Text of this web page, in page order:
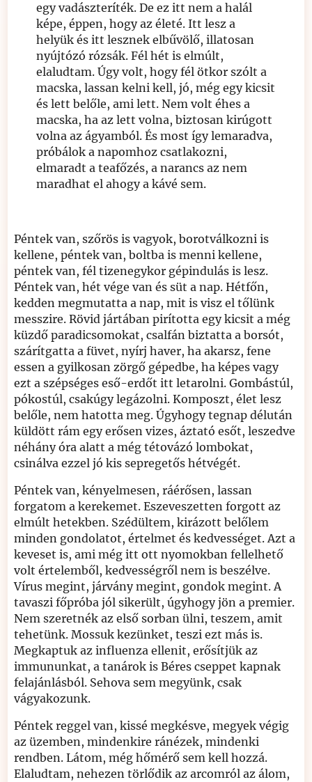
egy vadászteríték. De ez itt nem a halál
képe, éppen, hogy az életé. Itt lesz a
helyük és itt lesznek elbűvölő, illatosan
nyújtózó rózsák. Fél hét is elmúlt,
elaludtam. Úgy volt, hogy fél ötkor szólt a
macska, lassan kelni kell, jó, még egy kicsit
és lett belőle, ami lett. Nem volt éhes a
macska, ha az lett volna, biztosan kirúgott
volna az ágyamból. És most így lemaradva,
próbálok a napomhoz csatlakozni,
elmaradt a teafőzés, a narancs az nem
maradhat el ahogy a kávé sem.
Péntek van, szőrös is vagyok, borotválkozni is
kellene, péntek van, boltba is menni kellene,
péntek van, fél tizenegykor gépindulás is lesz.
Péntek van, hét vége van és süt a nap. Hétfőn,
kedden megmutatta a nap, mit is visz el tőlünk
messzire. Rövid jártában pirította egy kicsit a még
küzdő paradicsomokat, csalfán biztatta a borsót,
szárítgatta a füvet, nyírj haver, ha akarsz, fene
essen a gyilkosan zörgő gépedbe, ha képes vagy
ezt a szépséges eső-erdőt itt letarolni. Gombástúl,
pókostúl, csakúgy legázolni. Komposzt, élet lesz
belőle, nem hatotta meg. Úgyhogy tegnap délután
küldött rám egy erősen vizes, áztató esőt, leszedve
néhány óra alatt a még tétovázó lombokat,
csinálva ezzel jó kis sepregetős hétvégét.
Péntek van, kényelmesen, ráérősen, lassan
forgatom a kerekemet. Eszeveszetten forgott az
elmúlt hetekben. Szédültem, kirázott belőlem
minden gondolatot, értelmet és kedvességet. Azt a
keveset is, ami még itt ott nyomokban fellelhető
volt értelemből, kedvességről nem is beszélve.
Vírus megint, járvány megint, gondok megint. A
tavaszi főpróba jól sikerült, úgyhogy jön a premier.
Nem szeretnék az első sorban ülni, teszem, amit
tehetünk. Mossuk kezünket, teszi ezt más is.
Megkaptuk az influenza ellenit, erősítjük az
immununkat, a tanárok is Béres cseppet kapnak
felajánlásból. Sehova sem megyünk, csak
vágyakozunk.
Péntek reggel van, kissé megkésve, megyek végig
az üzemben, mindenkire ránézek, mindenki
rendben. Látom, még hőmérő sem kell hozzá.
Elaludtam, nehezen törlődik az arcomról az álom,